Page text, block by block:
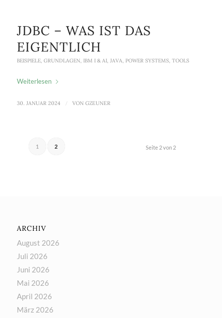
JDBC – WAS IST DAS
EIGENTLICH
BEISPIELE, GRUNDLAGEN, IBM I & AI, JAVA, POWER SYSTEMS, TOOLS
Weiterlesen
30. JANUAR 2024 / VON GZEUNER
Seite 2 von 2
1 2
ARCHIV
August 2026
Juli 2026
Juni 2026
Mai 2026
April 2026
März 2026